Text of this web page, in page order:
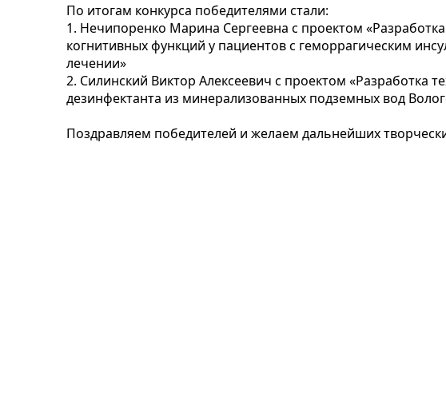
По итогам конкурса победителями стали:
1. Нечипоренко Марина Сергеевна с проектом
когнитивных функций у пациентов с геморрагическим
лечении»
2. Силинский Виктор Алексеевич с проектом «Разработка
дезинфектанта из минерализованных подземных вод
Поздравляем победителей и желаем дальнейших